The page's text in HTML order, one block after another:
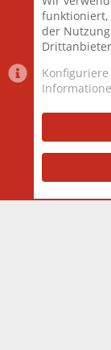
Mitglieder
Neuestes Mitglied
Community
and add-ons by
funktioniert,
der